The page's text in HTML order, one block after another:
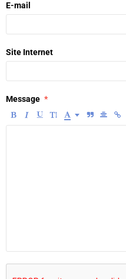
E-mail
Site Internet
Message